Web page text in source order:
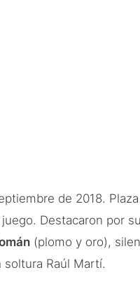
de 2018.
Destacaron por
(plomo y oro),
soltura Raúl Martí.